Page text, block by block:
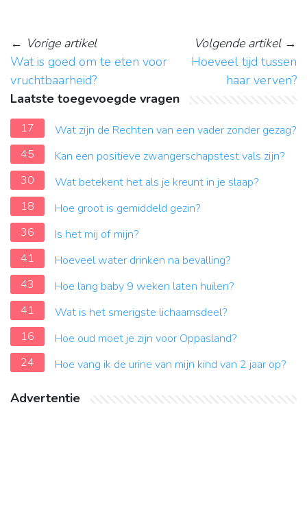
← Vorige artikel
Wat is goed om te eten voor
vruchtbaarheid?
Volgende artikel→
Hoeveel tijd tussen
haar verven?
Laatste toegevoegde vragen
17
Wat zijn de Rechten van een vader zonder gezag?
45
Kan een positieve zwangerschapstest vals zijn?
30
Wat betekent het als je kreunt in je slaap?
18
Hoe groot is gemiddeld gezin?
36
Is het mij of mijn?
41
Hoeveel water drinken na bevalling?
43
Hoe lang baby 9 weken laten huilen?
41
Wat is het smerigste lichaamsdeel?
16
Hoe oud moet je zijn voor Oppasland?
24
Hoe vang ik de urine van mijn kind van 2 jaar op?
Advertentie